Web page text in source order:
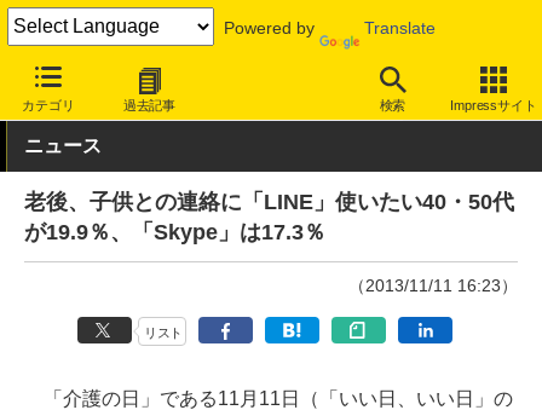
Powered by Translate
カテゴリ 過去記事 検索 Impressサイト
INTERNET Watch トピック 調査
ニュース
老後、子供との連絡に「LINE」使いたい40・50代
が19.9％、「Skype」は17.3％
（2013/11/11 16:23）
リスト
「介護の日」である11月11日（「いい日、いい日」の